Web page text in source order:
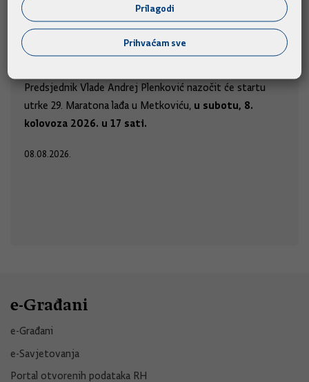
Predsjednik Vlade Plenković na 29. Maratonu
lađa
Predsjednik Vlade Andrej Plenković nazočit će startu
utrke 29. Maratona lađa u Metkoviću, u subotu, 8.
kolovoza 2026. u 17 sati.
08.08.2026.
e-Građani
e-Građani
e-Savjetovanja
Portal otvorenih podataka RH
Prilagodi
Prihvaćam sve